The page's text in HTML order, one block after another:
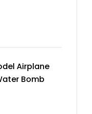
Airplane
Bomb